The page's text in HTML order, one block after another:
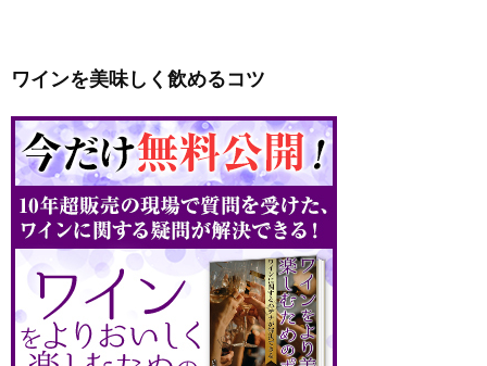
ワインを美味しく飲めるコツ